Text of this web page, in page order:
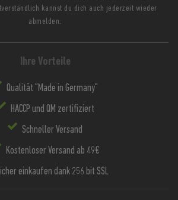
kannst du dich auch jederzeit wieder
abmelden.
Ihre Vorteile
Qualität "Made in Germany"
HACCP und QM zertifiziert
Schneller Versand
Kostenloser Versand ab 49€
einkaufen dank 256 bit SSL